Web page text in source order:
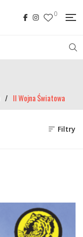
0
/ II Wojna Światowa
Filtry